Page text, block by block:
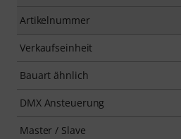
Artikelnummer
Verkaufseinheit
Bauart ähnlich
DMX Ansteuerung
Master / Slave